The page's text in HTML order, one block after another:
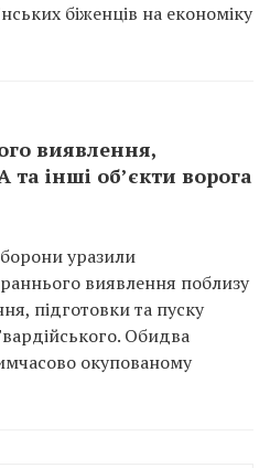
біженців на економіку
виявлення,
інші об’єкти ворога
уразили
виявлення поблизу
підготовки та пуску
Обидва
окупованому